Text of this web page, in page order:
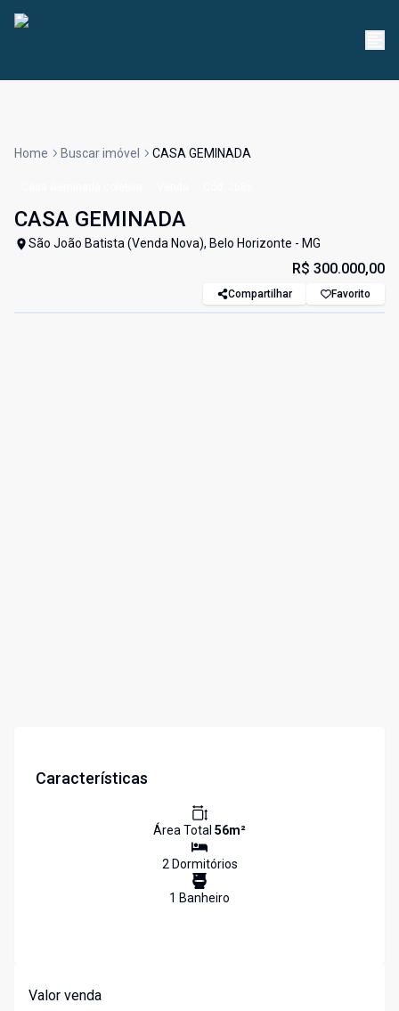
Home Buscar imóvel CASA GEMINADA
CASA GEMINADA
São João Batista (Venda Nova), Belo Horizonte - MG
R$ 300.000,00
Compartilhar Favorito
Características
Área Total 56m²
2Dormitórios
1 Banheiro
Valor venda